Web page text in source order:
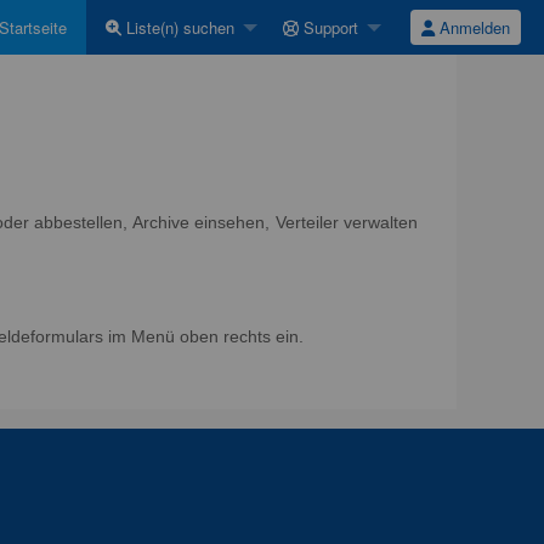
Liste(n) suchen Support Anmelden
abbestellen, Archive einsehen, Verteiler verwalten
im Menü oben rechts ein.